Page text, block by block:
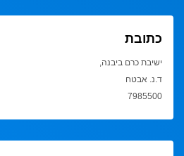
כתובת
ישיבת כרם ביבנה,
ד.נ. אבטח
7985500